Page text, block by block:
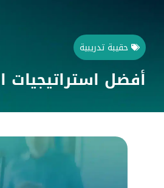
حقيبة تدريبية
أفضل استراتيجيات